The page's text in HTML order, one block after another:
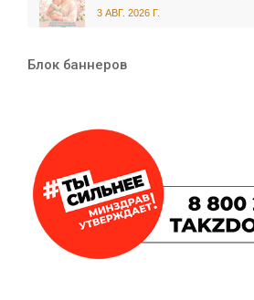
3 АВГ. 2026 Г.
Блок баннеров